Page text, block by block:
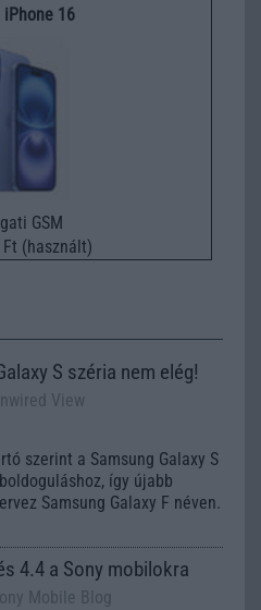
iPhone 16
GSM
(használt)
S széria nem elég!
View
szerint a Samsung Galaxy S
így újabb
Samsung Galaxy F néven.
4.4 a Sony mobilokra
Mobile Blog